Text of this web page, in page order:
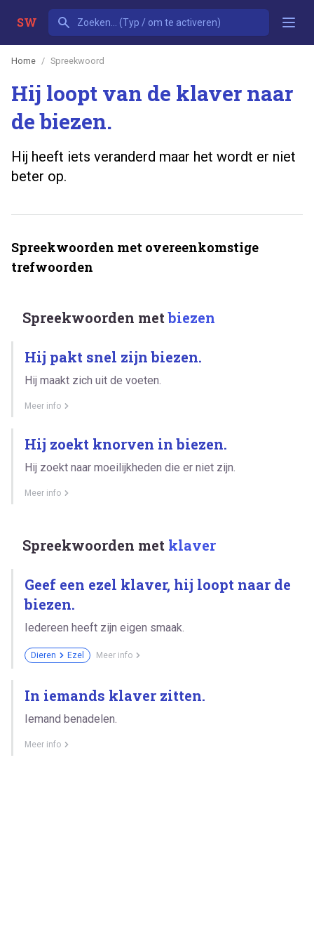
SW
Home Spreekwoord
Hij loopt van de klaver naar
de biezen.
Hij heeft iets veranderd maar het wordt er niet
beter op.
Spreekwoorden met overeenkomstige
trefwoorden
Spreekwoorden metbiezen
Hij pakt snel zijn biezen.
Hij maakt zich uit de voeten.
Meer info
Hij zoekt knorven in biezen.
Hij zoekt naar moeilijkheden die er niet zijn.
Meer info
Spreekwoorden met klaver
Geef een ezel klaver, hij loopt naar de
biezen.
Iedereen heeft zijn eigen smaak.
Dieren Ezel Meer info
In iemands klaver zitten.
Iemand benadelen.
Meer info